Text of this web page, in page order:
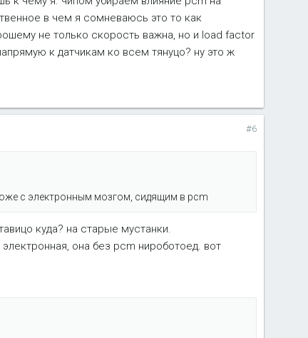
в чем я сомневаюсь это то как
не только скорость важна, но и load factor
к датчикам ко всем тянуцо? ну это ж
#6
с электронным мозгом, сидящим в pcm
куда? на старые мустанки.
она без pcm нироботоед. вот